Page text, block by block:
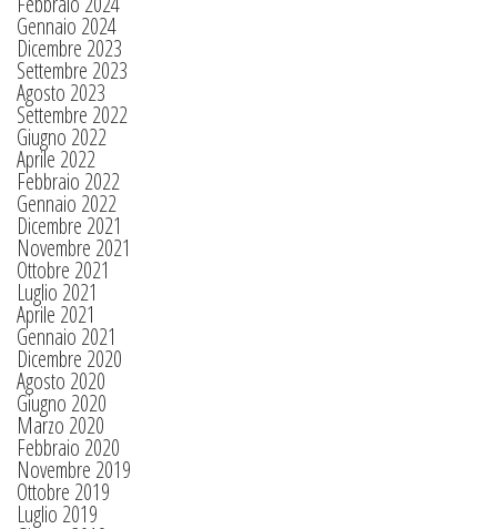
Gennaio 2024
Dicembre 2023
Settembre 2023
Agosto 2023
Settembre 2022
Giugno 2022
Aprile 2022
Febbraio 2022
Gennaio 2022
Dicembre 2021
Novembre 2021
Ottobre 2021
Luglio 2021
Aprile 2021
Gennaio 2021
Dicembre 2020
Agosto 2020
Giugno 2020
Marzo 2020
Febbraio 2020
Novembre 2019
Ottobre 2019
Luglio 2019